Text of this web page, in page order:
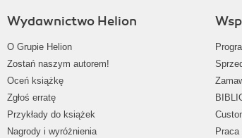
Wydawnictwo Helion
O Grupie Helion
Zostań naszym autorem!
Oceń książkę
Zgłoś erratę
Przykłady do książek
Nagrody i wyróżnienia
Praca